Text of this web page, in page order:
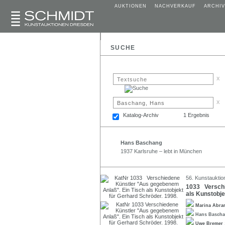
AUKTIONEN NACHVERKAUF ARCHIV
SUCHE
x
x
Katalog-Archiv 1 Ergebnis
Hans Baschang
1937 Karlsruhe – lebt in München
56.
1033
als
Marina
Hans
Uwe Bremer